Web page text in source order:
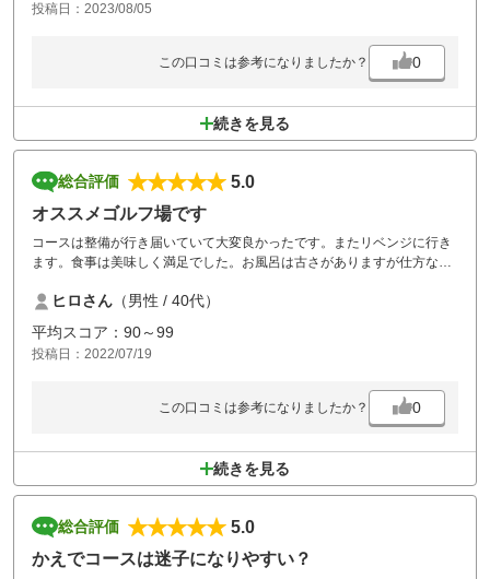
リゾート系で、良いかなと思ってて予約したのに、さびれた感じだし、
投稿日：2023/08/05
この口コミは参考になりましたか？ 0
続きを見る
総合評価
5.0
オススメゴルフ場です
コースは整備が行き届いていて大変良かったです。またリベンジに行き
ます。食事は美味しく満足でした。お風呂は古さがありますが仕方ない
ヒロさん （男性 / 40代）
平均スコア：90～99
投稿日：2022/07/19
この口コミは参考になりましたか？ 0
続きを見る
総合評価
5.0
かえでコースは迷子になりやすい？